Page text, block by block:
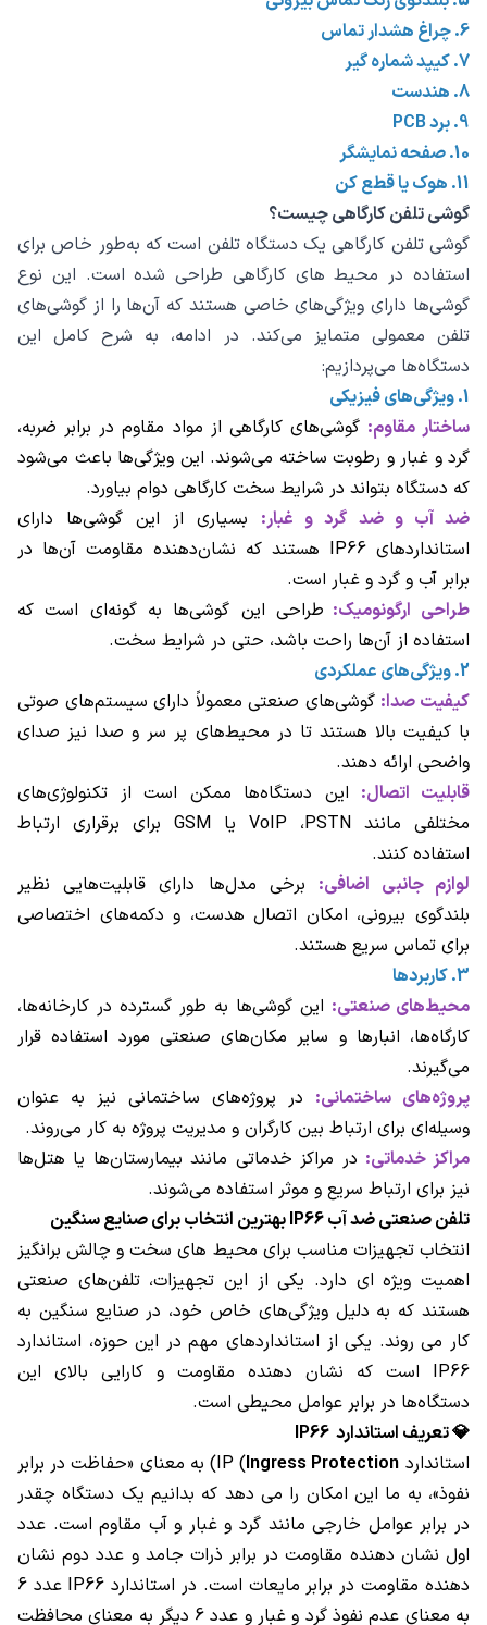
6. چراغ هشدار تماس
7. کیپد شماره گیر
8. هندست
9. برد PCB
10. صفحه نمایشگر
11. هوک یا قطع کن
گوشی تلفن کارگاهی چیست؟
گوشی تلفن کارگاهی یک دستگاه تلفن است که به‌طور خاص برای
استفاده در محیط‌ های کارگاهی طراحی شده است. این نوع
گوشی‌ها دارای ویژگی‌های خاصی هستند که آن‌ها را از گوشی‌های
تلفن معمولی متمایز می‌کند. در ادامه، به شرح کامل این
دستگاه‌ها می‌پردازیم:
1. ویژگی‌های فیزیکی
ساختار مقاوم: گوشی‌های کارگاهی از مواد مقاوم در برابر ضربه،
گرد و غبار و رطوبت ساخته می‌شوند. این ویژگی‌ها باعث می‌شود
که دستگاه بتواند در شرایط سخت کارگاهی دوام بیاورد.
ضد آب و ضد گرد و غبار: بسیاری از این گوشی‌ها دارای
استانداردهای IP66 هستند که نشان‌دهنده مقاومت آن‌ها در
برابر آب و گرد و غبار است.
طراحی ارگونومیک: طراحی این گوشی‌ها به گونه‌ای است که
استفاده از آن‌ها راحت باشد، حتی در شرایط سخت.
2. ویژگی‌های عملکردی
کیفیت صدا: گوشی‌های صنعتی معمولاً دارای سیستم‌های صوتی
با کیفیت بالا هستند تا در محیط‌های پر سر و صدا نیز صدای
واضحی ارائه دهند.
قابلیت اتصال: این دستگاه‌ها ممکن است از تکنولوژی‌های
مختلفی مانند VoIP ،PSTN یا GSM برای برقراری ارتباط
استفاده کنند.
لوازم جانبی اضافی: برخی مدل‌ها دارای قابلیت‌هایی نظیر
بلندگوی بیرونی، امکان اتصال هدست، و دکمه‌های اختصاصی
برای تماس سریع هستند.
3. کاربردها
محیط‌های صنعتی: این گوشی‌ها به طور گسترده در کارخانه‌ها،
کارگاه‌ها، انبارها و سایر مکان‌های صنعتی مورد استفاده قرار
می‌گیرند.
پروژه‌های ساختمانی: در پروژه‌های ساختمانی نیز به عنوان
وسیله‌ای برای ارتباط بین کارگران و مدیریت پروژه به کار می‌روند.
مراکز خدماتی: در مراکز خدماتی مانند بیمارستان‌ها یا هتل‌ها
نیز برای ارتباط سریع و موثر استفاده می‌شوند.
تلفن صنعتی ضد آب IP66 بهترین انتخاب برای صنایع سنگین
انتخاب تجهیزات مناسب برای محیط‌ های سخت و چالش‌ برانگیز
اهمیت ویژه ‌ای دارد. یکی از این تجهیزات، تلفن‌های صنعتی
هستند که به دلیل ویژگی‌های خاص خود، در صنایع سنگین به
کار می ‌روند. یکی از استانداردهای مهم در این حوزه، استاندارد
IP66 است که نشان‌ دهنده مقاومت و کارایی بالای این
دستگاه‌ها در برابر عوامل محیطی است.
💎 تعریف استاندارد IP66
استاندارد IP ( Ingress Protection
) به معنای «حفاظت در برابر
نفوذ»، به ما این امکان را می ‌دهد که بدانیم یک دستگاه چقدر
در برابر عوامل خارجی مانند گرد و غبار و آب مقاوم است. عدد
اول نشان‌ دهنده مقاومت در برابر ذرات جامد و عدد دوم نشان
‌دهنده مقاومت در برابر مایعات است. در استاندارد IP66 عدد 6
به معنای عدم نفوذ گرد و غبار و عدد 6 دیگر به معنای محافظت